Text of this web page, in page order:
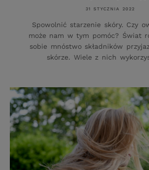
31 STYCZNIA 2022
Spowolnić starzenie skóry. Czy
może nam w tym pomóc? Świat
sobie mnóstwo składników
skórze. Wiele z nich